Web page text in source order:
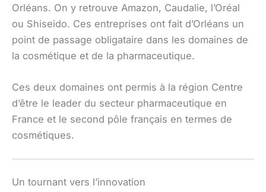
Orléans. On y retrouve Amazon, Caudalie, l’Oréal
ou Shiseido. Ces entreprises ont fait d’Orléans un
point de passage obligataire dans les domaines de
la cosmétique et de la pharmaceutique.
Ces deux domaines ont permis à la région Centre
d’être le leader du secteur pharmaceutique en
France et le second pôle français en termes de
cosmétiques.
Un tournant vers l’innovation